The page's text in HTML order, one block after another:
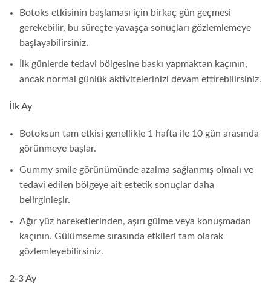
Botoks etkisinin başlaması için birkaç gün geçmesi
gerekebilir, bu süreçte yavaşça sonuçları gözlemlemeye
başlayabilirsiniz.
İlk günlerde tedavi bölgesine baskı yapmaktan kaçının,
ancak normal günlük aktivitelerinizi devam ettirebilirsiniz.
İlk Ay
Botoksun tam etkisi genellikle 1 hafta ile 10 gün arasında
görünmeye başlar.
Gummy smile görünümünde azalma sağlanmış olmalı ve
tedavi edilen bölgeye ait estetik sonuçlar daha
belirginleşir.
Ağır yüz hareketlerinden, aşırı gülme veya konuşmadan
kaçının. Gülümseme sırasında etkileri tam olarak
gözlemleyebilirsiniz.
2-3 Ay